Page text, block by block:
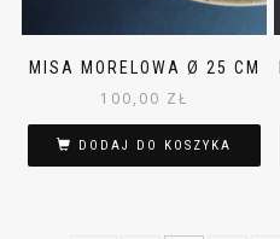
MISA MORELOWA Ø 25 CM
100,00 ZŁ
DODAJ DO KOSZYKA